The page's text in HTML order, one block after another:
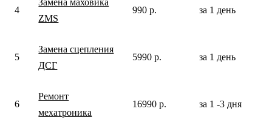
4
ZMS
990 р. за 1 день
5
Замена сцепления
ДСГ
5990 р. за 1 день
6
Ремонт
мехатроника
16990 р. за 1 -3 дня